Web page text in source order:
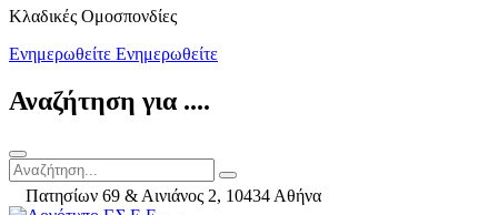
Kλαδικές Ομοσπονδίες
Ενημερωθείτε Ενημερωθείτε
Αναζήτηση για ....
Πατησίων 69 & Αινιάνος 2, 10434 Αθήνα